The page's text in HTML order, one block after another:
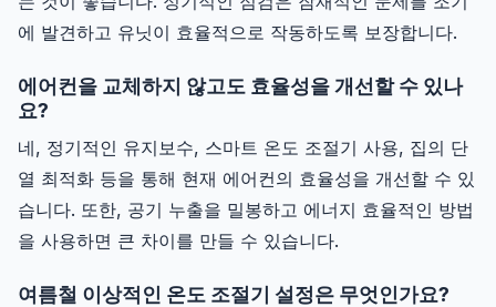
에 발견하고 유닛이 효율적으로 작동하도록 보장합니다.
에어컨을 교체하지 않고도 효율성을 개선할 수 있나
요?
네, 정기적인 유지보수, 스마트 온도 조절기 사용, 집의 단
열 최적화 등을 통해 현재 에어컨의 효율성을 개선할 수 있
습니다. 또한, 공기 누출을 밀봉하고 에너지 효율적인 방법
을 사용하면 큰 차이를 만들 수 있습니다.
여름철 이상적인 온도 조절기 설정은 무엇인가요?